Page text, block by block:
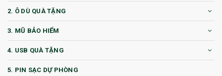
2. Ô DÙ QUÀ TẶNG
3. MŨ BẢO HIỂM
4. USB QUÀ TẶNG
5. PIN SẠC DỰ PHÒNG